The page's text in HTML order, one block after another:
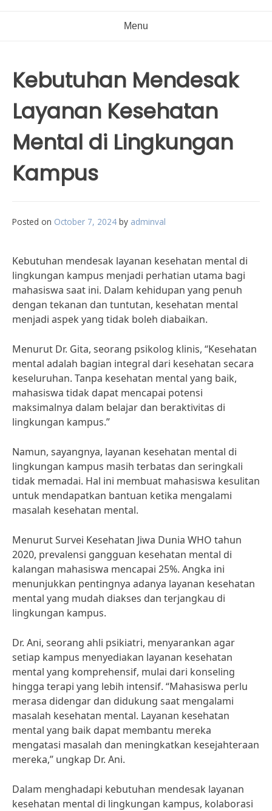
Menu
Kebutuhan Mendesak
Layanan Kesehatan
Mental di Lingkungan
Kampus
Posted on October 7, 2024 by adminval
Kebutuhan mendesak layanan kesehatan mental di
lingkungan kampus menjadi perhatian utama bagi
mahasiswa saat ini. Dalam kehidupan yang penuh
dengan tekanan dan tuntutan, kesehatan mental
menjadi aspek yang tidak boleh diabaikan.
Menurut Dr. Gita, seorang psikolog klinis, “Kesehatan
mental adalah bagian integral dari kesehatan secara
keseluruhan. Tanpa kesehatan mental yang baik,
mahasiswa tidak dapat mencapai potensi
maksimalnya dalam belajar dan beraktivitas di
lingkungan kampus.”
Namun, sayangnya, layanan kesehatan mental di
lingkungan kampus masih terbatas dan seringkali
tidak memadai. Hal ini membuat mahasiswa kesulitan
untuk mendapatkan bantuan ketika mengalami
masalah kesehatan mental.
Menurut Survei Kesehatan Jiwa Dunia WHO tahun
2020, prevalensi gangguan kesehatan mental di
kalangan mahasiswa mencapai 25%. Angka ini
menunjukkan pentingnya adanya layanan kesehatan
mental yang mudah diakses dan terjangkau di
lingkungan kampus.
Dr. Ani, seorang ahli psikiatri, menyarankan agar
setiap kampus menyediakan layanan kesehatan
mental yang komprehensif, mulai dari konseling
hingga terapi yang lebih intensif. “Mahasiswa perlu
merasa didengar dan didukung saat mengalami
masalah kesehatan mental. Layanan kesehatan
mental yang baik dapat membantu mereka
mengatasi masalah dan meningkatkan kesejahteraan
mereka,” ungkap Dr. Ani.
Dalam menghadapi kebutuhan mendesak layanan
kesehatan mental di lingkungan kampus, kolaborasi